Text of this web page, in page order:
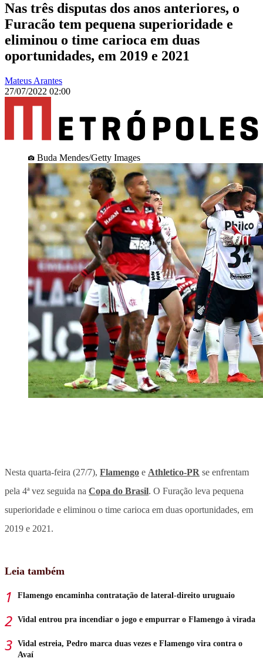
Nas três disputas dos anos anteriores, o
Furacão tem pequena superioridade e
eliminou o time carioca em duas
oportunidades, em 2019 e 2021
Mateus Arantes
27/07/2022 02:00
Buda Mendes/Getty Images
Nesta quarta-feira (27/7), Flamengo e Athletico-PR se enfrentam
pela 4ª vez seguida na Copa do Brasil. O Furação leva pequena
superioridade e eliminou o time carioca em duas oportunidades, em
2019 e 2021.
Leia também
Flamengo encaminha contratação de lateral-direito uruguaio
Vidal entrou pra incendiar o jogo e empurrar o Flamengo à virada
Vidal estreia, Pedro marca duas vezes e Flamengo vira contra o
Avaí